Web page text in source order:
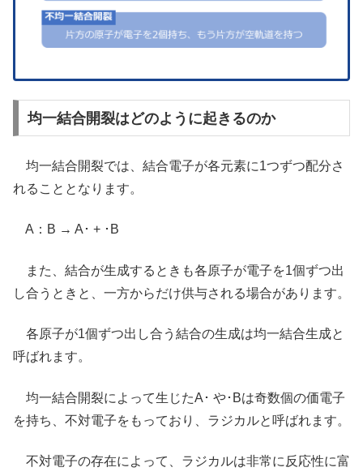
均一結合開裂はどのように起きるのか
均一結合開裂では、結合電子が各元素に1つずつ配分さ
れることとなります。
A：B → A･ + ･B
また、結合が生成するときも各原子が電子を1個ずつ出
し合うときと、一方からだけ供与される場合があります。
各原子が1個ずつ出し合う結合の生成は均一結合生成と
呼ばれます。
均一結合開裂によって生じたA･ や･Bは奇数個の価電子
を持ち、不対電子をもっており、ラジカルと呼ばれます。
不対電子の存在によって、ラジカルは非常に反応性に富